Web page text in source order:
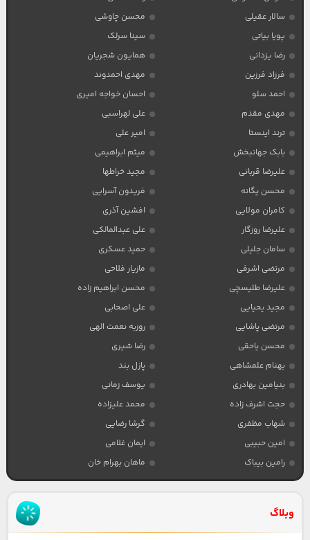
سالار عقیلی
محسن چاوشی
پویا بیاتی
سینا سرلک
رضا یزدانی
همایون شجریان
فرزاد فرزین
مهدی احمدوند
احمد سلو
احسان خواجه امیری
مهدی مقدم
علی لهراسبی
ترند اینستا
امیر علی
بابک جهانبخش
میثم ابراهیمی
علیرضا قربانی
مجید خراطها
محسن یگانه
فریدون آسرایی
کامران مولایی
افشین آذری
علیرضا روزگار
علی عبدالمالکی
سامان جلیلی
حمید عسکری
مرتضی اشرفی
مازیار فلاحی
علیرضا طلیسچی
محسن ابراهیم زاده
مجید یحیایی
علی اصحابی
مرتضی پاشایی
روزبه نعمت الهی
محسن یاحقی
رضا شیری
بهنام علمشاهی
پازل بند
بنیامین بهادری
یوسف زمانی
حجت اشرف زاده
محمد علیزاده
شهاب مظفری
گرشا رضایی
امین حبیبی
ایمان غلامی
رامین بیباک
ماهان بهرام خان
وبلاگ